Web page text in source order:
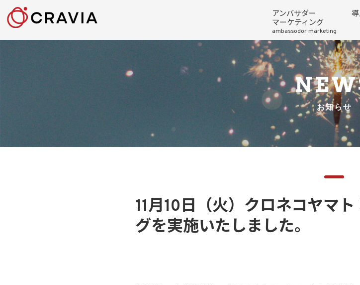
アンバサダー
マーケティング
ambassodor marketing
お知らせ
11月10日（火）クロネコヤマ
グを実施いたしました。